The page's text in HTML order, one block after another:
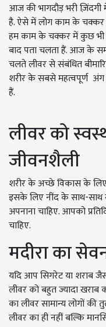
आज की भागदौड़ भरी
है. ऐसे में लोग काम के चक्कर
हम काम के चक्कर में कुछ
बाद पता चलता हैं. आज के
चलते लीवर से संबंधित
शरीर के सबसे महत्वपूर्ण अंग
हैं.
लीवर को
जीवनशैली
शरीर के अच्छे विकास के
इसके लिए नींद के साथ-साथ
अपनाना चाहिए. आपको
चाहिए.
मदीरा का
यदि आप सिगरेट या शराब
लीवर को बहुत ज्यादा
का लीवर सामान्य लोगों की
लीवर का ही नहीं बल्कि